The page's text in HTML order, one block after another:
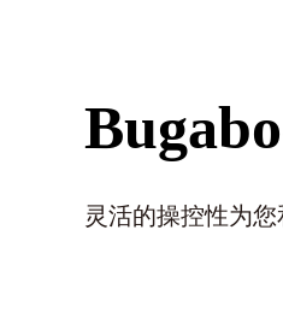
灵活的操控性为